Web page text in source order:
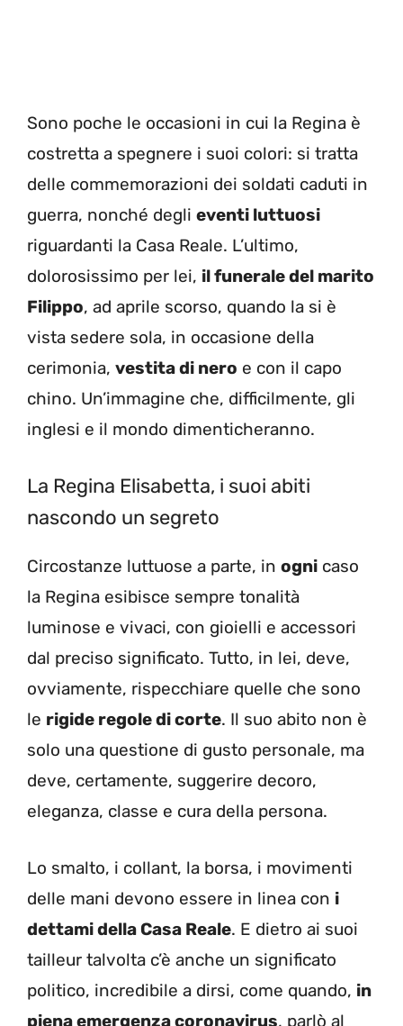
Sono poche le occasioni in cui la Regina è
costretta a spegnere i suoi colori: si tratta
delle commemorazioni dei soldati caduti in
guerra, nonché degli eventi luttuosi
riguardanti la Casa Reale. L’ultimo,
dolorosissimo per lei, il funerale del marito
Filippo, ad aprile scorso, quando la si è
vista sedere sola, in occasione della
cerimonia, vestita di nero e con il capo
chino. Un’immagine che, difficilmente, gli
inglesi e il mondo dimenticheranno.
La Regina Elisabetta, i suoi abiti
nascondo un segreto
Circostanze luttuose a parte, in ogni caso
la Regina esibisce sempre tonalità
luminose e vivaci, con gioielli e accessori
dal preciso significato. Tutto, in lei, deve,
ovviamente, rispecchiare quelle che sono
le rigide regole di corte. Il suo abito non è
solo una questione di gusto personale, ma
deve, certamente, suggerire decoro,
eleganza, classe e cura della persona.
Lo smalto, i collant, la borsa, i movimenti
delle mani devono essere in linea con i
dettami della Casa Reale. E dietro ai suoi
tailleur talvolta c’è anche un significato
politico, incredibile a dirsi, come quando, in
piena emergenza coronavirus, parlò al